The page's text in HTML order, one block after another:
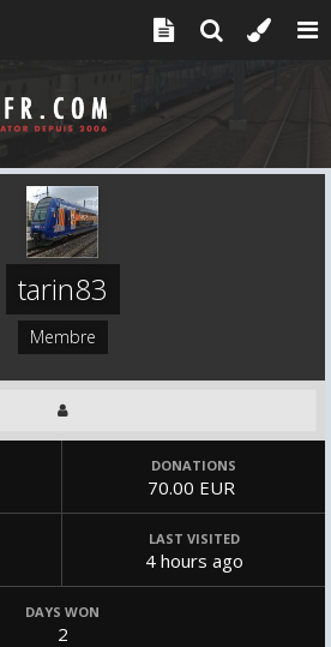
tarin83
Membre
DONATIONS
70.00 EUR
LAST VISITED
4 hours ago
DAYS WON
2